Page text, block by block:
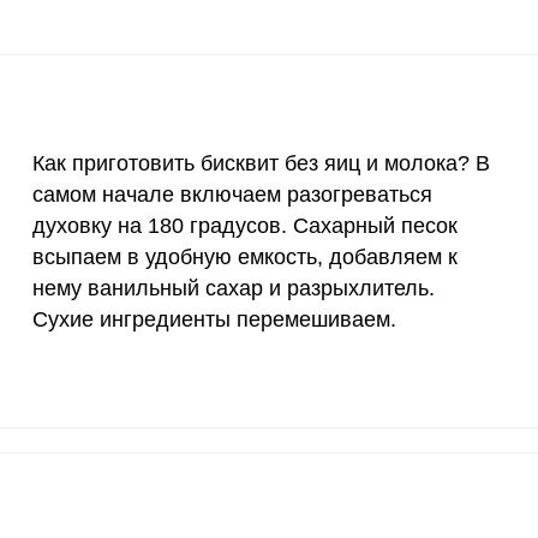
10 мкг 0
50 мг 2.5
Как приготовить бисквит без яиц и молока? В
самом начале включаем разогреваться
духовку на 180 градусов. Сахарный песок
всыпаем в удобную емкость, добавляем к
нему ванильный сахар и разрыхлитель.
Сухие ингредиенты перемешиваем.
ВХОД НА САЙТ